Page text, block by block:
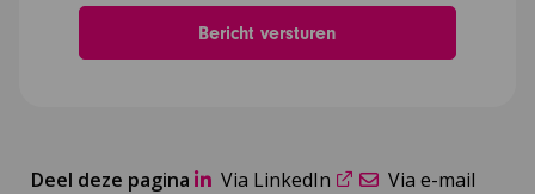
Deel deze pagina Via LinkedIn
Via e-mail